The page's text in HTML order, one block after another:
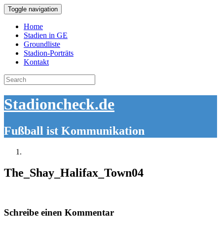
Toggle navigation
Home
Stadien in GE
Groundliste
Stadion-Porträts
Kontakt
Search
for:
Stadioncheck.de
Fußball ist Kommunikation
The_Shay_Halifax_Town04
Schreibe einen Kommentar